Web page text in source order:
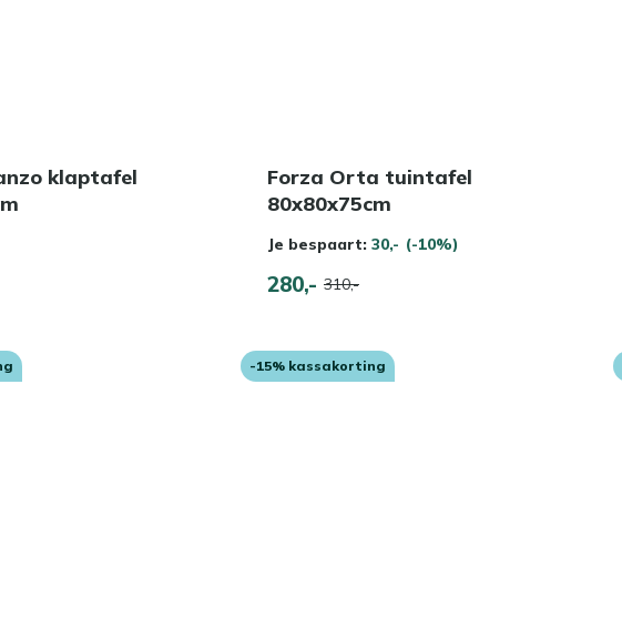
klaptafel
Forza Orta tuintafel
80x80x75cm
Je bespaart: 30,- (-10%)
280,- 310,-
-15% kassakorting